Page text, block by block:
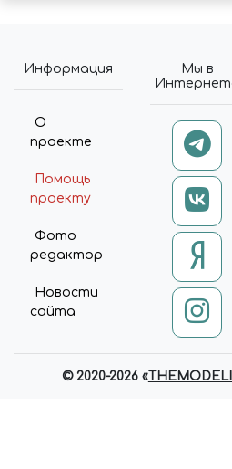
Информация
О
проекте
Помощь
проекту
Фото
редактор
Новости
сайта
Мы в
© 2020-2026 «